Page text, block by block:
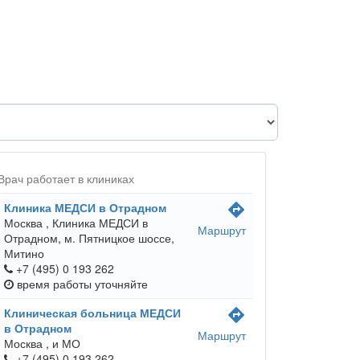
работает в клиниках
Клиника МЕДСИ в Отрадном
Москва , Клиника МЕДСИ в
Отрадном, м. Пятницкое шоссе,
Митино
+7 (495) 0 193 262
время работы уточняйте
directions
Маршрут
Клиническая больница МЕДСИ
в Отрадном
Москва , и МО
directions
Маршрут